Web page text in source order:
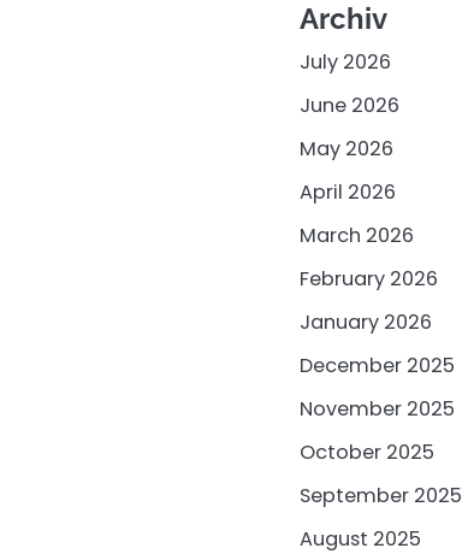
Archiv
July 2026
June 2026
May 2026
April 2026
March 2026
February 2026
January 2026
December 2025
November 2025
October 2025
September 2025
August 2025